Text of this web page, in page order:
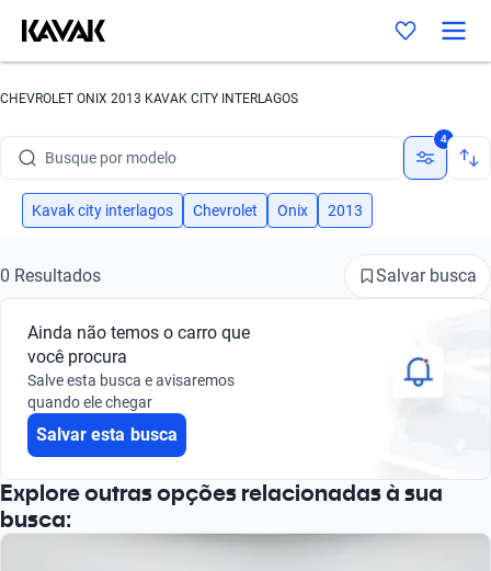
CHEVROLET ONIX 2013 KAVAK CITY INTERLAGOS
Busque por modelo
Busque por versão
Busque por marca
Busque por modelo
Busque por versão
4
Kavak city interlagos Chevrolet Onix 2013
0 Resultados Salvar busca
Ainda não temos o carro que
você procura
Salve esta busca e avisaremos
quando ele chegar
Salvar esta busca
Explore outras opções relacionadas à sua
busca: